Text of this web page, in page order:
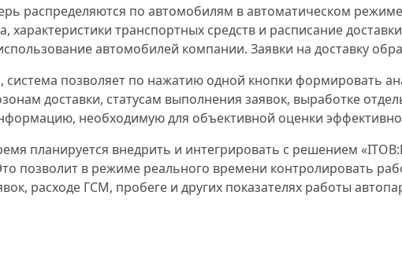
распределяются по автомобилям в автоматическом
характеристики транспортных средств и расписание
автомобилей компании. Заявки на доставку
позволяет по нажатию одной кнопки формировать
доставки, статусам выполнения заявок, выработке
необходимую для объективной оценки
планируется внедрить и интегрировать с решением
позволит в режиме реального времени контролировать
расходе ГСМ, пробеге и других показателях работы